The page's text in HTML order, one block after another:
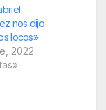
nos dijo
locos»
2022